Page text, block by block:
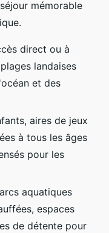
mémorable
direct ou à
landaises
et des
aires de jeux
à tous les âges
pour les
aquatiques
espaces
de détente pour